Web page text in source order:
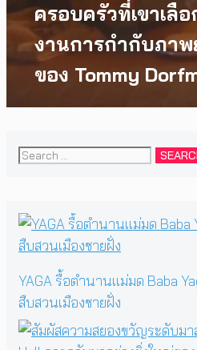
ครอบครัวที่เขาเลือ
งานการกำกับภาพ
ของ Tommy
Search
YAGA รื้อตำนานแม่มด Baba
สืบสวนเมืองชายฝั่ง